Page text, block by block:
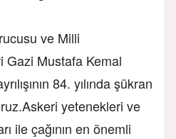
ve Milli
Gazi Mustafa Kemal
84. yılında şükran
yetenekleri ve
ile çağının en önemli